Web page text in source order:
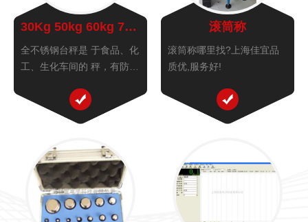
30Kg 50kg 60kg 75kg 100kg 150kg不锈钢台秤
全不锈钢台秤是 于食品、化
工、生化车间的 秤，有防腐
精度高、准确、稳定、快
滚筒称
滚筒称哪里找?上海佳宜品
质优,服务好!